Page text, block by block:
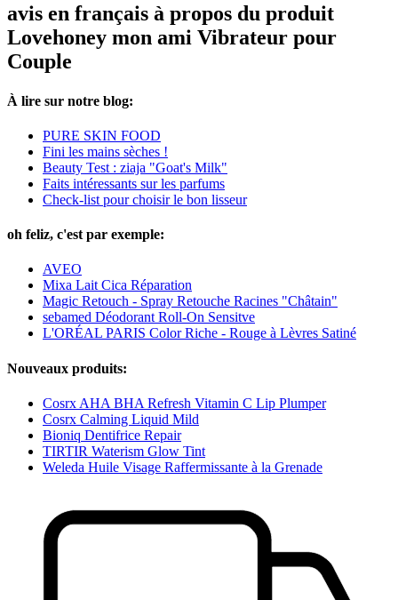
avis en français à propos du produit
Lovehoney mon ami Vibrateur pour
Couple
À lire sur notre blog:
PURE SKIN FOOD
Fini les mains sèches !
Beauty Test : ziaja "Goat's Milk"
Faits intéressants sur les parfums
Check-list pour choisir le bon lisseur
oh feliz, c'est par exemple:
AVEO
Mixa Lait Cica Réparation
Magic Retouch - Spray Retouche Racines "Châtain"
sebamed Déodorant Roll-On Sensitve
L'ORÉAL PARIS Color Riche - Rouge à Lèvres Satiné
Nouveaux produits:
Cosrx AHA BHA Refresh Vitamin C Lip Plumper
Cosrx Calming Liquid Mild
Bioniq Dentifrice Repair
TIRTIR Waterism Glow Tint
Weleda Huile Visage Raffermissante à la Grenade